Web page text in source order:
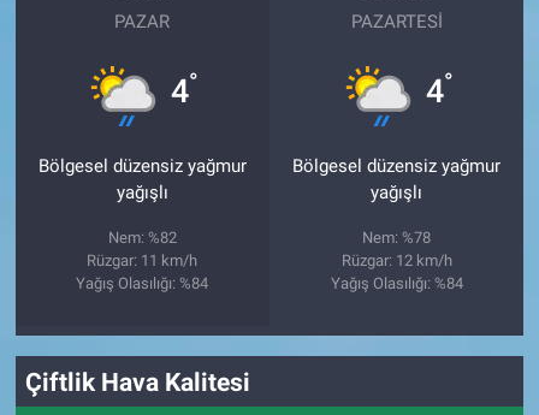
PAZAR
4°
Bölgesel düzensiz yağmur
yağışlı
Nem: %82
Rüzgar: 11 km/h
Yağış Olasılığı: %84
PAZARTESI
4°
Bölgesel düzensiz yağmur
yağışlı
Nem: %78
Rüzgar: 12 km/h
Yağış Olasılığı: %84
Çiftlik Hava Kalitesi